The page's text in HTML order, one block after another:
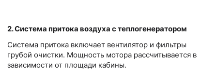
2. Система притока воздуха с теплогенератором
Система притока включает вентилятор и фильтры
грубой очистки. Мощность мотора рассчитывается в
зависимости от площади кабины.